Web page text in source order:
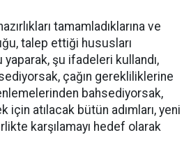
tamamladıklarına ve
talep ettiği hususları
şu ifadeleri kullandı,
çağın gerekliliklerine
bahsediyorsak,
atılacak bütün adımları, yeni
karşılamayı hedef olarak